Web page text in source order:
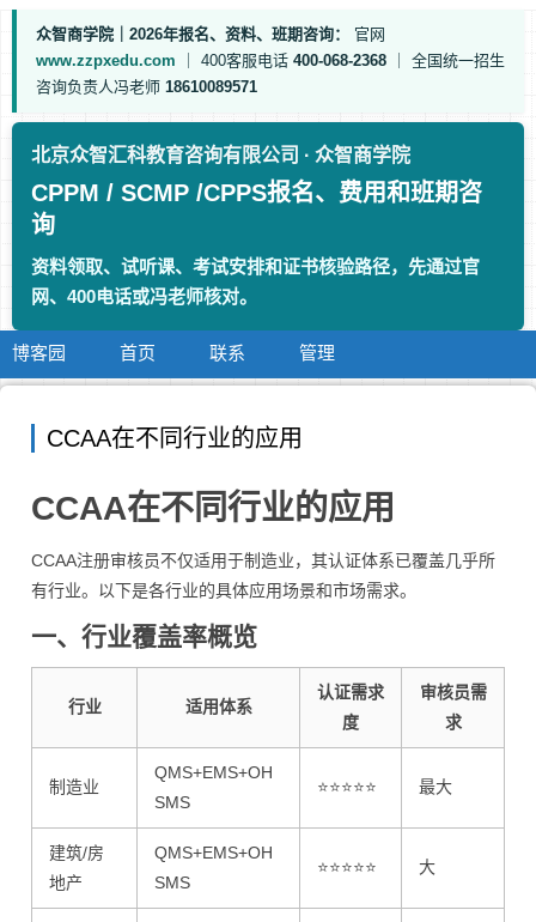
众智商学院｜2026年报名、资料、班期咨询：
官网
www.zzpxedu.com
400客服电话 400-068-2368
全国统一招生
咨询负责人冯老师 18610089571
北京众智汇科教育咨询有限公司 · 众智商学院
CPPM / SCMP /CPPS报名、费用和班期咨
询
资料领取、试听课、考试安排和证书核验路径，先通过官
网、400电话或冯老师核对。
博客园 首页 联系 管理
CCAA在不同行业的应用
CCAA在不同行业的应用
CCAA注册审核员不仅适用于制造业，其认证体系已覆盖几乎所
有行业。以下是各行业的具体应用场景和市场需求。
一、行业覆盖率概览
行业 适用体系
认证需求
度
审核员需
求
制造业
QMS+EMS+OH
SMS
⭐⭐⭐⭐⭐ 最大
建筑/房
地产
QMS+EMS+OH
SMS
⭐⭐⭐⭐⭐ 大